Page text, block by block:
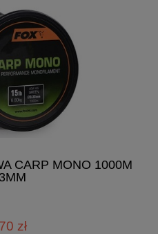
CARP MONO 1000M
zł